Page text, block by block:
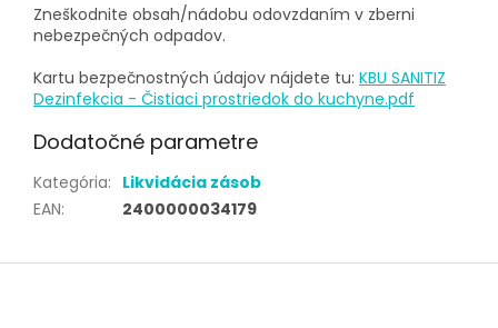
Zneškodnite obsah/nádobu odovzdaním v zberni
nebezpečných odpadov.
Kartu bezpečnostných údajov nájdete tu: KBU SANITIZ
Dezinfekcia - Čistiaci prostriedok do kuchyne.pdf
Dodatočné parametre
Kategória: Likvidácia zásob
EAN: 2400000034179
Z